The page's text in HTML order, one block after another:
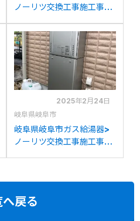
ノーリツ交換工事施工事
E2401SAWからノーリツ
GT-C2472SAW BLへの交
換
2025年2月24日
岐阜県岐阜市
岐阜県岐阜市ガス給湯器>
ノーリツ交換工事施工事
戻る